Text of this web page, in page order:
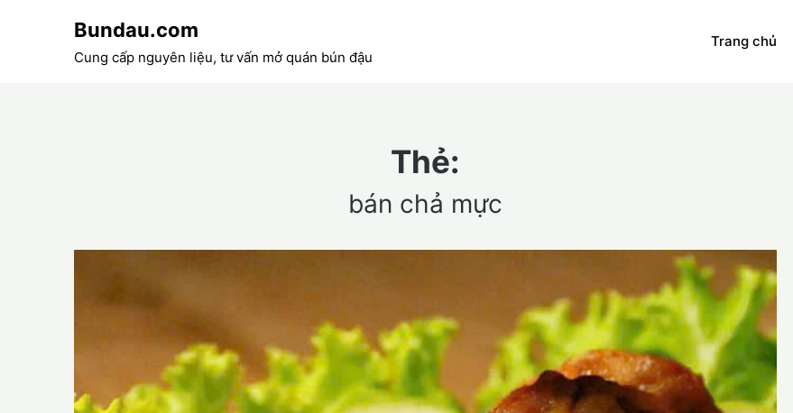
Bundau.com
Cung cấp nguyên liệu, tư vấn mở quán bún đậu
Trang chủ
Thẻ:
bán chả mực